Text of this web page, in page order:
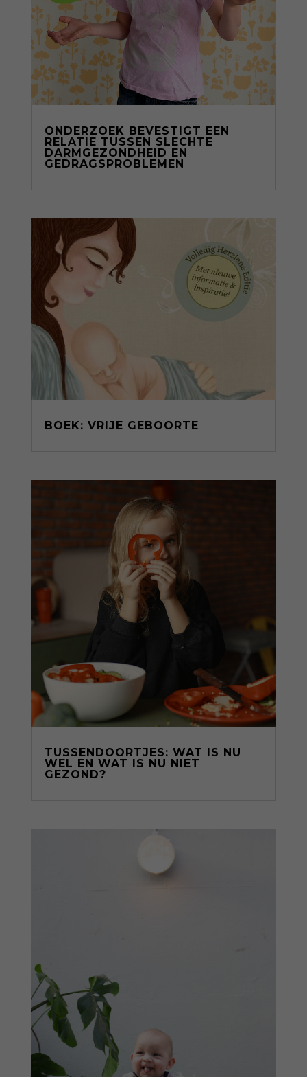
ONDERZOEK BEVESTIGT EEN
RELATIE TUSSEN SLECHTE
DARMGEZONDHEID EN
GEDRAGSPROBLEMEN
BOEK: VRIJE GEBOORTE
TUSSENDOORTJES: WAT IS NU
WEL EN WAT IS NU NIET
GEZOND?